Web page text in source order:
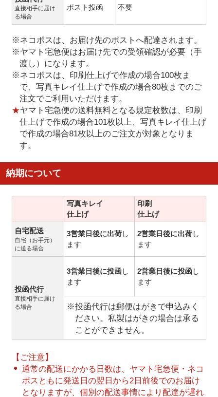
直接相手に届け
る場合
ポスト投函 不要
※ネコポスは、お届け先のポストへ配達されます。
※ヤマト宅急便はお届け先での受領確認が必要（手
渡し）になります。
※ネコポスは、印刷仕上げで作成の場合100枚ま
で、写真キレイ仕上げで作成の場合80枚までのご
注文でご利用いただけます。
★ヤマト宅急便の送料無料となる規定枚数は、印刷
仕上げで作成の場合101枚以上、写真キレイ仕上げ
で作成の場合81枚以上のご注文が対象となりま
す。
納期について
写真キレイ
仕上げ
印刷
仕上げ
自宅配送
自宅（お手元）
に送る場合
3営業日後に出荷し
ます
2営業日後に出荷し
ます
投函代行
直接相手に届け
る場合
3営業日後に投函し
ます
2営業日後に投函し
ます
※投函代行は郵便はがきで申込みく
ださい。私製はがきの場合は承る
ことができません。
【ご注意】
通常の配送にかかる日数は、ヤマト宅急便・ネコ
ポスともに発送日の翌日から2日前後でのお届け
となりますが、個別の配送事情により配達が遅れ